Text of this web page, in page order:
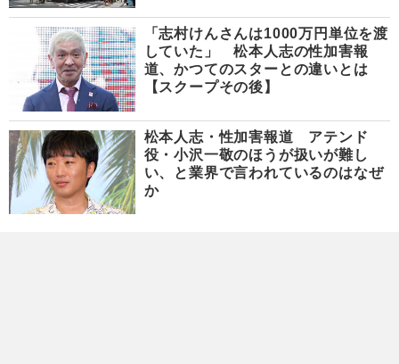
「志村けんさんは1000万円単位を渡
していた」 松本人志の性加害報
道、かつてのスターとの違いとは
【スクープその後】
松本人志・性加害報道 アテンド
役・小沢一敬のほうが扱いが難し
い、と業界で言われているのはなぜ
か